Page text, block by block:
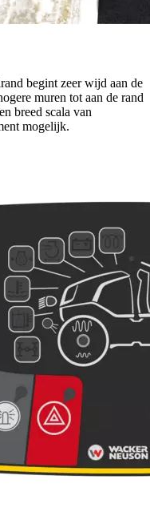
begint zeer wijd aan de
muren tot aan de rand
breed scala van
mogelijk.